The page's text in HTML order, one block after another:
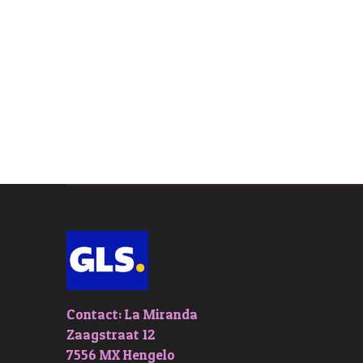
Contact: La Miranda
Zaagstraat 12
7556 MX Hengelo